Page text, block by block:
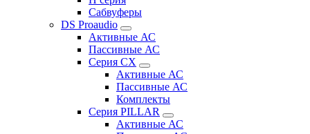
Сабвуферы
DS Proaudio
Активные АС
Пассивные АС
Серия CX
Активные АС
Пассивные АС
Комплекты
Серия PILLAR
Активные АС